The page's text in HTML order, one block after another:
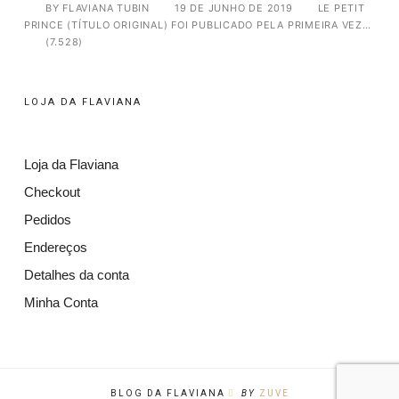
BY FLAVIANA TUBIN 19 DE JUNHO DE 2019
LE PETIT
PRINCE (TÍTULO ORIGINAL) FOI PUBLICADO PELA PRIMEIRA VEZ…
(7.528)
LOJA DA FLAVIANA
Loja da Flaviana
Checkout
Pedidos
Endereços
Detalhes da conta
Minha Conta
BLOG DA FLAVIANA BY ZUVE